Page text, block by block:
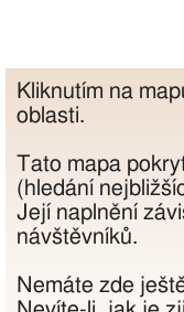
Kliknutím na
oblasti.
Tato mapa
(hledání
Její naplnění
návštěvníků.
Nemáte zde